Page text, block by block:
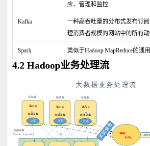
应、管理和监控
Kafka
一种高吞吐量的分布式发布订
理消费者规模的网站中的所有
Spark 类似于Hadoop MapReduce的通
4.2 Hadoop业务处理流